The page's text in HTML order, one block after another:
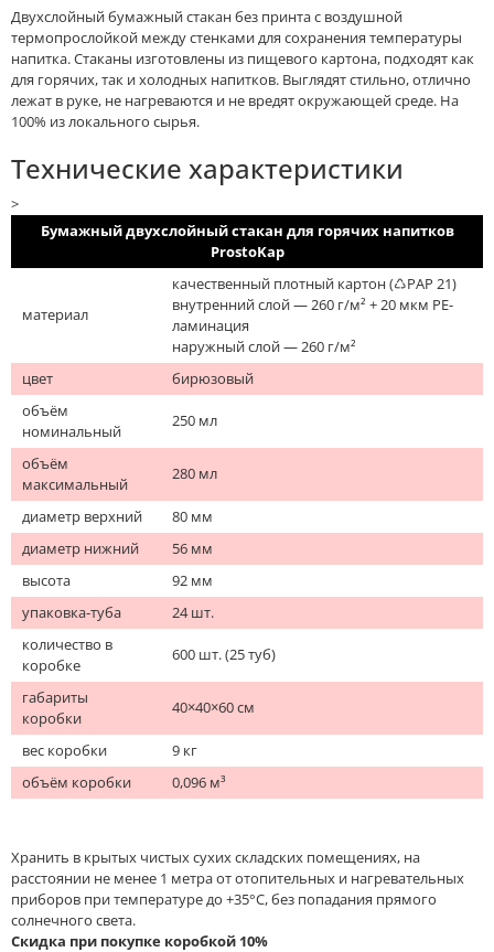
Двухслойный бумажный стакан без принта с воздушной
термопрослойкой между стенками для сохранения температуры
напитка. Стаканы изготовлены из пищевого картона, подходят как
для горячих, так и холодных напитков. Выглядят стильно, отлично
лежат в руке, не нагреваются и не вредят окружающей среде. На
100% из локального сырья.
Технические характеристики
>
Бумажный двухслойный стакан для горячих напитков
ProstoKap
материал
качественный плотный картон (♺PAP 21)
внутренний слой — 260 г/м² + 20 мкм PE-
ламинация
наружный слой — 260 г/м²
цвет
бирюзовый
объём
номинальный
250 мл
объём
максимальный
280 мл
диаметр верхний
80 мм
диаметр нижний
56 мм
высота
92 мм
упаковка-туба
24 шт.
количество в
коробке
600 шт. (25 туб)
габариты
коробки
40×40×60 см
вес коробки
9 кг
объём коробки
0,096 м³
Хранить в крытых чистых сухих складских помещениях, на
расстоянии не менее 1 метра от отопительных и нагревательных
приборов при температуре до +35°С, без попадания прямого
солнечного света.
Скидка при покупке коробкой 10%